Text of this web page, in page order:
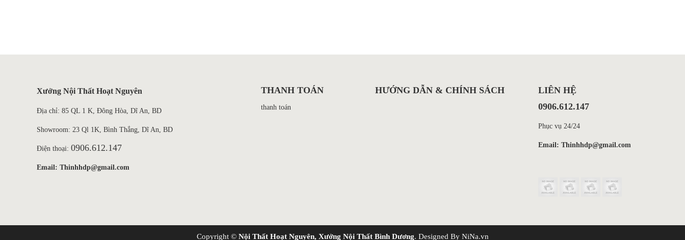
Xưởng Nội Thất Hoạt Nguyên
Địa chỉ: 85 QL 1 K, Đông Hòa, Dĩ An, BD
Showroom: 23 Ql 1K, Bình Thắng, Dĩ An, BD
Điện thoại: 0906.612.147
Email: Thinhhdp@gmail.com
THANH TOÁN
thanh toán
HƯỚNG DẪN & CHÍNH SÁCH
LIÊN HỆ
0906.612.147
Phục vụ 24/24
Email: Thinhhdp@gmail.com
Copyright © Nội Thất Hoạt Nguyên, Xưởng Nội Thất Bình Dương. Designed By NiNa.vn